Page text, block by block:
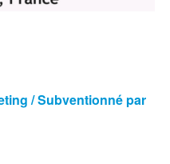
/ Subventionné par